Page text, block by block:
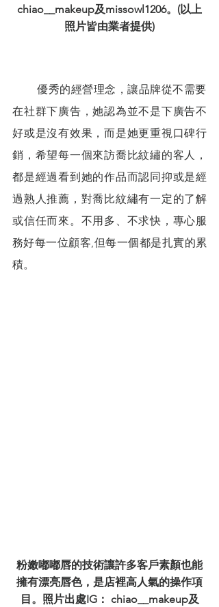
chiao__makeup及missowl1206。(以上
照片皆由業者提供)
        優秀的經營理念，讓品牌從不需要
在社群下廣告，她認為並不是下廣告不
好或是沒有效果，而是她更重視口碑行
銷，希望每一個來訪喬比紋繡的客人，
都是經過看到她的作品而認同抑或是經
過熟人推薦，對喬比紋繡有一定的了解
或信任而來。不用多、不求快，專心服
務好每一位顧客,但每一個都是扎實的累
積。
粉嫩嘟嘟唇的技術讓許多客戶素顏也能
擁有漂亮唇色，是店裡高人氣的操作項
目。照片出處IG： chiao__makeup及